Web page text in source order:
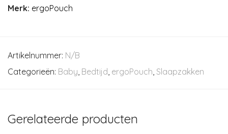
Merk: ergoPouch
Artikelnummer: N/B
Categorieën: Baby, Bedtijd, ergoPouch, Slaapzakken
Gerelateerde producten